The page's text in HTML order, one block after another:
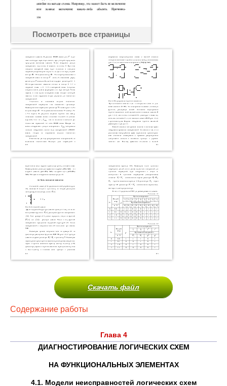
Посмотреть все страницы
Скачать файл
Содержание работы
Глава 4
ДИАГНОСТИРОВАНИЕ ЛОГИЧЕСКИХ СХЕМ
НА ФУНКЦИОНАЛЬНЫХ ЭЛЕМЕНТАХ
4.1. Модели неисправностей логических схем